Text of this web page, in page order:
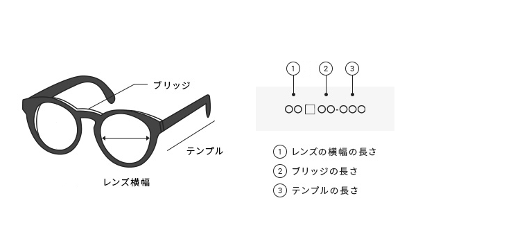
薄型非球面レンズ
レンズタイプ 取扱度数